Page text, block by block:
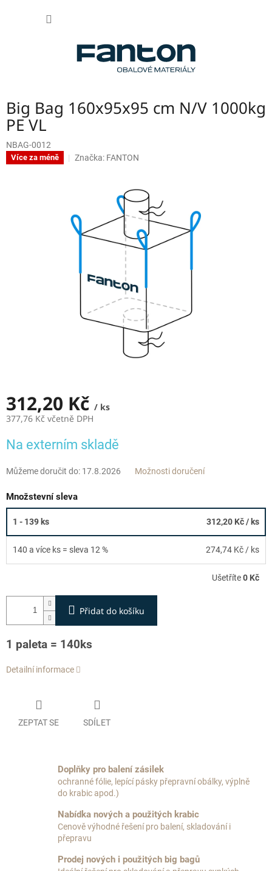
Big Bag 160x95x95 cm N/V 1000kg
PE VL
NBAG-0012
Více za méně Značka: FANTON
312,20 Kč / ks
377,76 Kč včetně DPH
cena:
Na externím skladě
Můžeme doručit do: 17.8.2026 Možnosti doručení
Množstevní sleva
1 - 139 ks 312,20 Kč/ ks
140 a více ks = sleva 12 % 274,74 Kč / ks
Ušetříte0 Kč
Přidat do košíku
1 paleta = 140ks
Detailní informace
ZEPTAT SE SDÍLET
Doplňky pro balení zásilek
ochranné fólie, lepící pásky přepravní obálky, výplně
do krabic apod.)
Nabídka nových a použitých krabic
Cenově výhodné řešení pro balení, skladování i
přepravu
Prodej nových i použitých big bagů